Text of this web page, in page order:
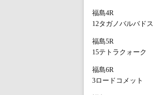
福島4R
12タガノバルバドス
福島5R
15テトラクォーク
福島6R
3ロードコメット